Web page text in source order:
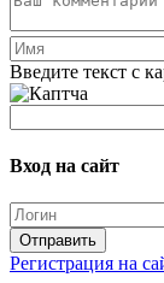
Введите текст с
Вход на сайт
Отправить
Регистрация на